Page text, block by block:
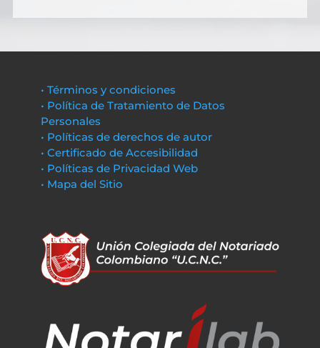
• Términos y condiciones
• Política de Tratamiento de Datos
Personales
• Políticas de derechos de autor
• Certificado de Accesibilidad
• Políticas de Privacidad Web
• Mapa del Sitio